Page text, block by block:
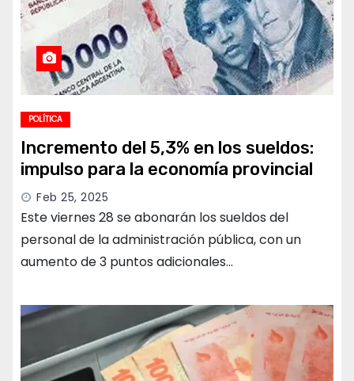
POLÍTICA
Incremento del 5,3% en los sueldos:
impulso para la economía provincial
Feb 25, 2025
Este viernes 28 se abonarán los sueldos del
personal de la administración pública, con un
aumento de 3 puntos adicionales…